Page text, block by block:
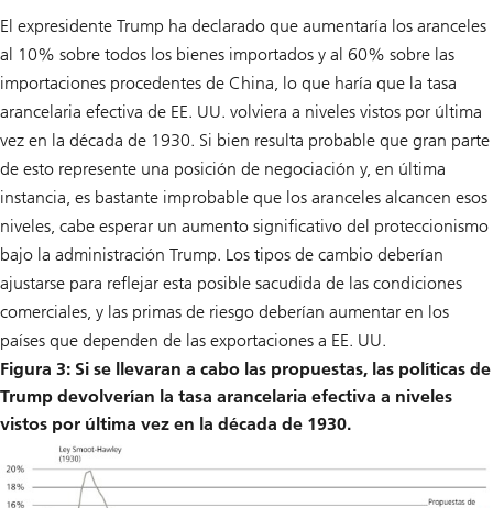
El expresidente Trump ha declarado que aumentaría los aranceles
al 10% sobre todos los bienes importados y al 60% sobre las
importaciones procedentes de China, lo que haría que la tasa
arancelaria efectiva de EE. UU. volviera a niveles vistos por última
vez en la década de 1930. Si bien resulta probable que gran parte
de esto represente una posición de negociación y, en última
instancia, es bastante improbable que los aranceles alcancen esos
niveles, cabe esperar un aumento significativo del proteccionismo
bajo la administración Trump. Los tipos de cambio deberían
ajustarse para reflejar esta posible sacudida de las condiciones
comerciales, y las primas de riesgo deberían aumentar en los
países que dependen de las exportaciones a EE. UU.
Figura 3: Si se llevaran a cabo las propuestas, las políticas de
Trump devolverían la tasa arancelaria efectiva a niveles
vistos por última vez en la década de 1930.